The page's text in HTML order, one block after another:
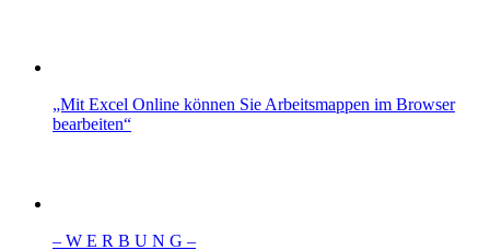
„Mit Excel Online können Sie Arbeitsmappen im Browser
bearbeiten“
– W Ε R Β U Ν G –